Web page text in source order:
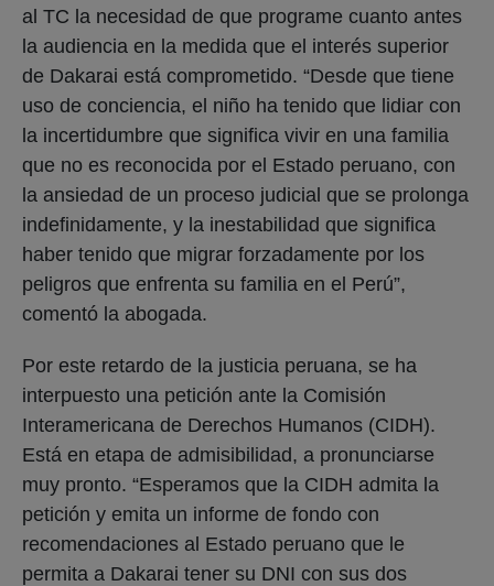
al TC la necesidad de que programe cuanto antes
la audiencia en la medida que el interés superior
de Dakarai está comprometido. “Desde que tiene
uso de conciencia, el niño ha tenido que lidiar con
la incertidumbre que significa vivir en una familia
que no es reconocida por el Estado peruano, con
la ansiedad de un proceso judicial que se prolonga
indefinidamente, y la inestabilidad que significa
haber tenido que migrar forzadamente por los
peligros que enfrenta su familia en el Perú”,
comentó la abogada.
Por este retardo de la justicia peruana, se ha
interpuesto una petición ante la Comisión
Interamericana de Derechos Humanos (CIDH).
Está en etapa de admisibilidad, a pronunciarse
muy pronto. “Esperamos que la CIDH admita la
petición y emita un informe de fondo con
recomendaciones al Estado peruano que le
permita a Dakarai tener su DNI con sus dos